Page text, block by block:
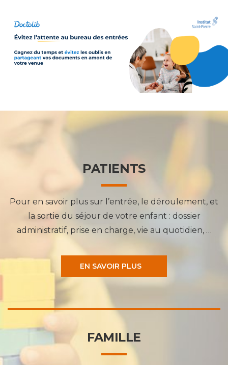
PATIENTS
Pour en savoir plus sur l’entrée, le déroulement, et
la sortie du séjour de votre enfant : dossier
administratif, prise en charge, vie au quotidien, …
EN SAVOIR PLUS
FAMILLE